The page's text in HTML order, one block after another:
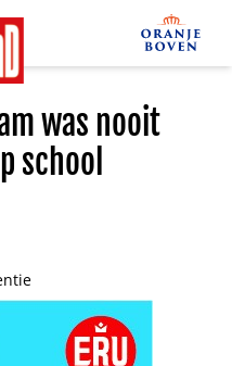
was nooit
school